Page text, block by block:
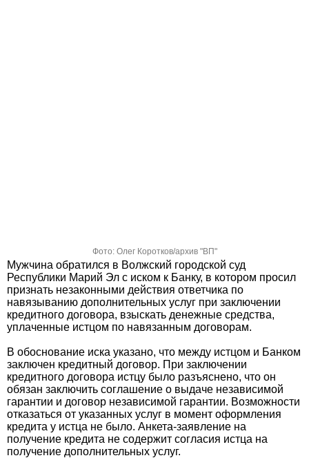
Фото: Олег Коротков/архив "ВП"
Мужчина обратился в Волжский городской суд
Республики Марий Эл с иском к Банку, в котором просил
признать незаконными действия ответчика по
навязыванию дополнительных услуг при заключении
кредитного договора, взыскать денежные средства,
уплаченные истцом по навязанным договорам.
В обоснование иска указано, что между истцом и Банком
заключен кредитный договор. При заключении
кредитного договора истцу было разъяснено, что он
обязан заключить соглашение о выдаче независимой
гарантии и договор независимой гарантии. Возможности
отказаться от указанных услуг в момент оформления
кредита у истца не было. Анкета-заявление на
получение кредита не содержит согласия истца на
получение дополнительных услуг.